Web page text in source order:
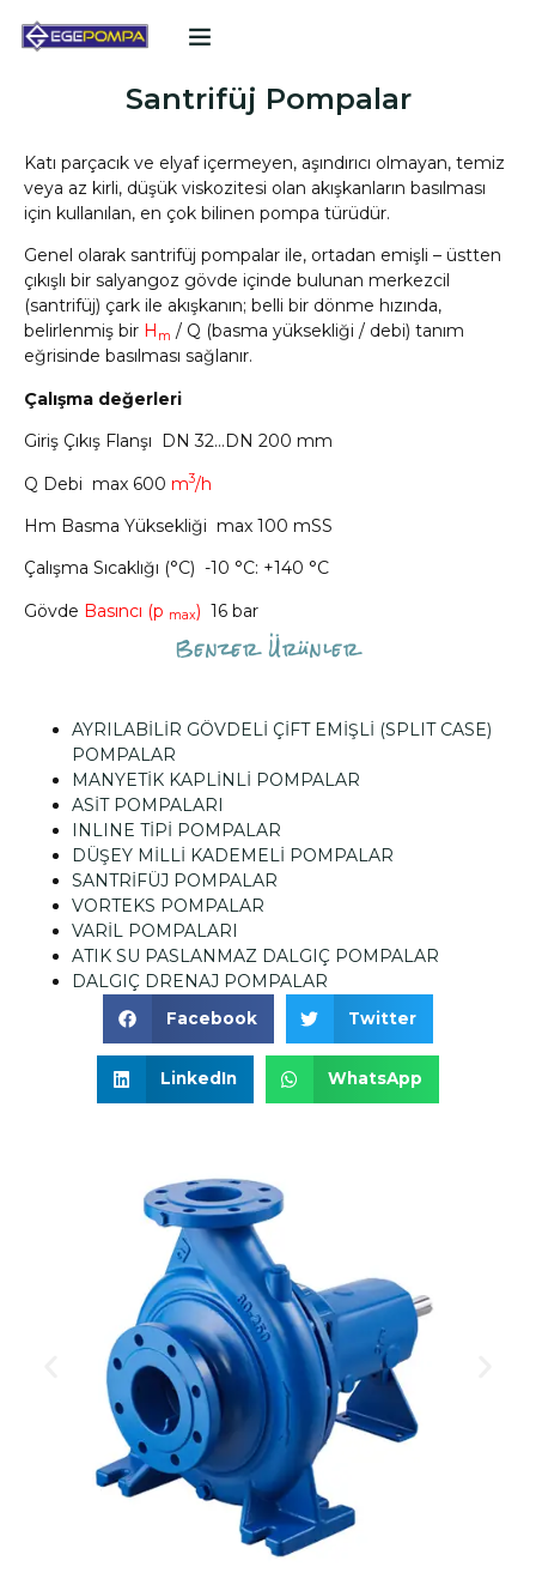
Santrifüj Pompalar
Katı parçacık ve elyaf içermeyen, aşındırıcı olmayan, temiz
veya az kirli, düşük viskozitesi olan akışkanların basılması
için kullanılan, en çok bilinen pompa türüdür.
Genel olarak santrifüj pompalar ile, ortadan emişli – üstten
çıkışlı bir salyangoz gövde içinde bulunan merkezcil
(santrifüj) çark ile akışkanın; belli bir dönme hızında,
belirlenmiş bir H m / Q (basma yüksekliği / debi) tanım
eğrisinde basılması sağlanır.
Çalışma değerleri
Giriş Çıkış Flanşı DN 32…DN 200 mm
Q Debi max 600 m3/h
Hm Basma Yüksekliği max 100 mSS
Çalışma Sıcaklığı (°C) -10 °C: +140 °C
Gövde Basıncı (p max) 16 bar
Benzer Ürünler
AYRILABİLİR GÖVDELİ ÇİFT EMİŞLİ (SPLIT CASE)
POMPALAR
MANYETİK KAPLİNLİ POMPALAR
ASİT POMPALARI
INLINE TİPİ POMPALAR
DÜŞEY MİLLİ KADEMELİ POMPALAR
SANTRİFÜJ POMPALAR
VORTEKS POMPALAR
VARİL POMPALARI
ATIK SU PASLANMAZ DALGIÇ POMPALAR
DALGIÇ DRENAJ POMPALAR
Facebook Twitter
LinkedIn WhatsApp